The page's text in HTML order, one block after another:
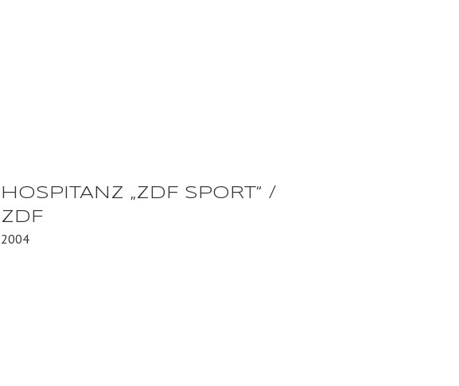
HOSPITANZ „ZDF SPORT“ /
ZDF
2004